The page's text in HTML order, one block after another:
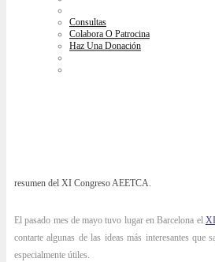
Consultas
Colabora O Patrocina
Haz Una Donación
resumen del XI Congreso AEETCA.
El pasado mes de mayo tuvo lugar en Barcelona el
contarte algunas de las ideas más interesantes
especialmente útiles.